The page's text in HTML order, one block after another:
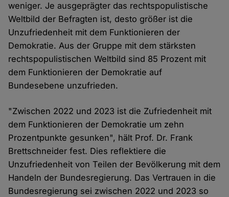
weniger. Je ausgeprägter das rechtspopulistische
Weltbild der Befragten ist, desto größer ist die
Unzufriedenheit mit dem Funktionieren der
Demokratie. Aus der Gruppe mit dem stärksten
rechtspopulistischen Weltbild sind 85 Prozent mit
dem Funktionieren der Demokratie auf
Bundesebene unzufrieden.
"Zwischen 2022 und 2023 ist die Zufriedenheit mit
dem Funktionieren der Demokratie um zehn
Prozentpunkte gesunken", hält Prof. Dr. Frank
Brettschneider fest. Dies reflektiere die
Unzufriedenheit von Teilen der Bevölkerung mit dem
Handeln der Bundesregierung. Das Vertrauen in die
Bundesregierung sei zwischen 2022 und 2023 so